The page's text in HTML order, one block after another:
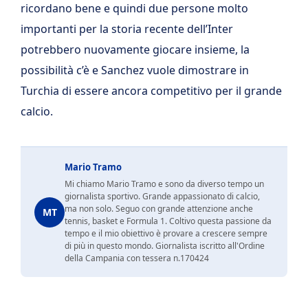
ricordano bene e quindi due persone molto
importanti per la storia recente dell’Inter
potrebbero nuovamente giocare insieme, la
possibilità c’è e Sanchez vuole dimostrare in
Turchia di essere ancora competitivo per il grande
calcio.
MT
Mario Tramo
Mi chiamo Mario Tramo e sono da diverso tempo un
giornalista sportivo. Grande appassionato di calcio,
ma non solo. Seguo con grande attenzione anche
tennis, basket e Formula 1. Coltivo questa passione da
tempo e il mio obiettivo è provare a crescere sempre
di più in questo mondo. Giornalista iscritto all'Ordine
della Campania con tessera n.170424